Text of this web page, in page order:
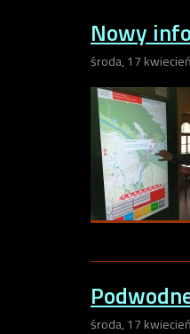
Nowy
środa, 17
środa, 17